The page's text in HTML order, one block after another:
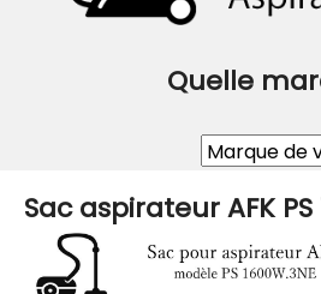
Quelle
Sac aspirateur AFK PS